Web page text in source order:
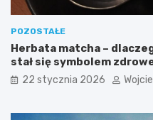
POZOSTAŁE
Herbata matcha –
stał się symbolem
22 stycznia 2026